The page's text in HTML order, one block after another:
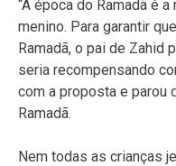
“A época do Ramadã é
menino. Para garantir
Ramadã, o pai de Zahid
seria recompensando
com a proposta e parou
Ramadã.
Nem todas as crianças